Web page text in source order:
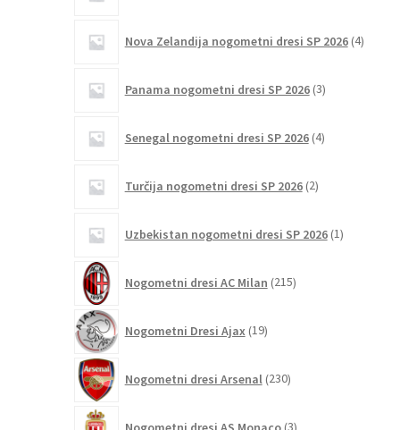
Nova Zelandija nogometni dresi SP 2026 4izdelki
Panama nogometni dresi SP 2026 3izdelki
Senegal nogometni dresi SP 2026 4izdelki
Turčija nogometni dresi SP 2026 2izdelka
Uzbekistan nogometni dresi SP 2026 1izdelek
Nogometni dresi AC Milan 215izdelkov
Nogometni Dresi Ajax 19izdelkov
Nogometni dresi Arsenal 230izdelkov